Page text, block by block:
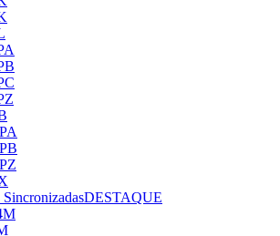
SincronizadasDESTAQUE